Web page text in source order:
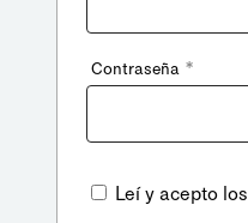
Contraseña *
Leí y acepto los